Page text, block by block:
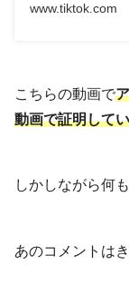
www.tiktok.com
こちらの動画で
動画で証明して
しかしながら何
あのコメントは